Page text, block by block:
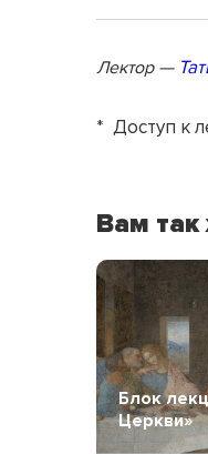
Лектор—
* Доступ к
Вам так
Блок
Церкви»